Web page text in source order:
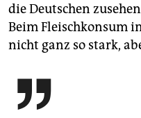
die Deutschen
Beim Fleischkonsum
nicht ganz so stark,
